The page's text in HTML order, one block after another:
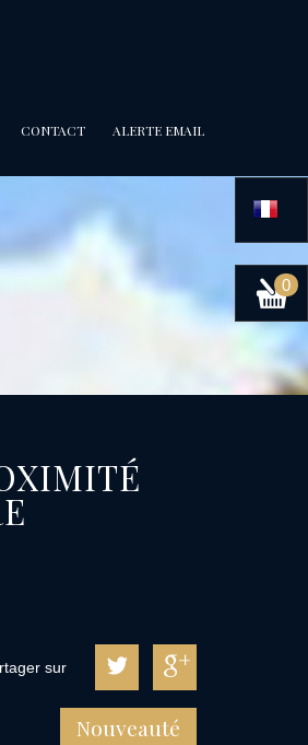
0
CONTACT ALERTE EMAIL
sur
Nouveauté